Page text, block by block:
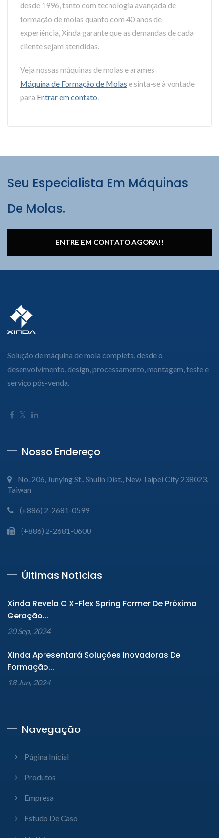
desde 1996, tanto com tecnologia avançada de
formação de molas quanto com 40 anos de
experiência, Xinda garante que as demandas de cada
cliente sejam atendidas.
Veja nossas máquinas de molas e arames
Máquina de Formação de Molas e sinta-se à vontade
para Entrar em contato.
Seu Especialista Em Máquinas
De Molas.
ENTRE EM CONTATO AGORA!!
Solução de máquina de mola completa, desde o
desenvolvimento, design, processamento, montagem, teste e
serviço pós-venda.
Nosso Endereço
No. 206, Junying St., Shulin Dist., New Taipei City 238023,
Taiwan
(+886) 2-2681-0599
(+886) 2-2681-0600
Últimas Notícias
Xinda Revela O X-Flex Spring Former De Próxima
Geração...
20 Sep, 2024
Xinda Apresentará Soluções Inovadoras De
Formação...
18 Jun, 2024
Navegação
Página Inicial
Produtos
Empresa
Estudo De Caso